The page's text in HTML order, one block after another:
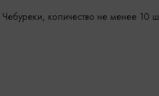
количество не менее 10